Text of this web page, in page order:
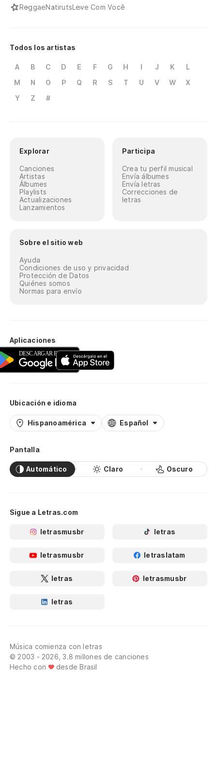
ReggaeNatirutsLeve Com Você
Todos los artistas
A B C D E F G H I J K
L
M
N O P Q R S T U V W
X
Y
Z #
Explorar
Canciones
Artistas
Álbumes
Playlists
Actualizaciones
Lanzamientos
Participa
Crea tu perfil musical
Envía álbumes
Envía letras
Correcciones de
letras
Sobre el sitio web
Ayuda
Condiciones de uso y privacidad
Protección de Datos
Quiénes somos
Normas para envío
Aplicaciones
Ubicación e idioma
Hispanoamérica Español
Pantalla
Automático Claro Oscuro
Sigue a Letras.com
letrasmusbr letras
letrasmusbr letraslatam
letras letrasmusbr
letras
Música comienza con letras
© 2003 - 2026, 3.8 millones de canciones
Hecho con
desde Brasil